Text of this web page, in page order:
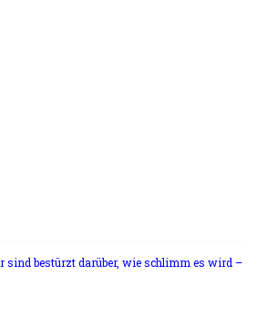
bestürzt darüber, wie schlimm es wird –